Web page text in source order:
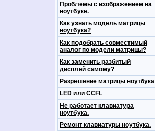
Проблемы с изображением на
ноутбуке.
Как узнать модель матрицы
ноутбука?
Как подобрать совместимый
аналог по модели матрицы?
Как заменить разбитый
дисплей самому?
Разрешение матрицы ноутбука
LED или CCFL
Не работает клавиатура
ноутбука.
Ремонт клавиатуры ноутбука.